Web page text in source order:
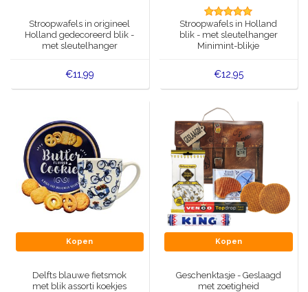
Wens & Ansichtkaarten
Koninghuis artikelen
Wandborden - Gekleurd en Delfts blauw
Peper en Zout stelletjes
Speelkaarten
Delfts blauwe magneten
Stroopwafels in origineel
Holland gedecoreerd blik -
met sleutelhanger
€11,99
Stroopwafels in Holland
blik - met sleutelhanger
Minimint-blikje
€12,95
Kopen
Delfts blauwe fietsmok
met blik assorti koekjes
Kopen
Geschenktasje - Geslaagd
met zoetigheid